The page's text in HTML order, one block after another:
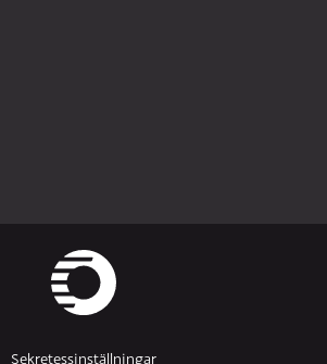
Sekretessinställningar